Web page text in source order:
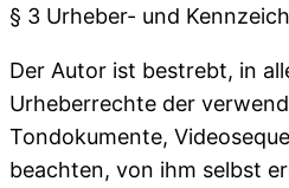
§ 3 Urheber- und
Der Autor ist bestrebt, in
Urheberrechte der
Tondokumente,
beachten, von ihm selbst